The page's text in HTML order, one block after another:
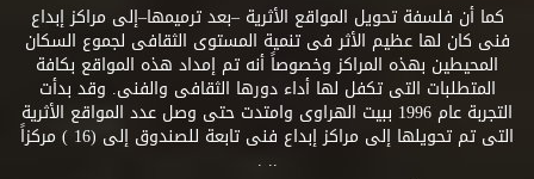
كما أن فلسفة تحويل المواقع الأثرية –بعد ترميمها–إلى مراكز إبداع
فنى كان لها عظيم الأثر فى تنمية المستوى الثقافى لجموع السكان
المحيطين بهذه المراكز وخصوصاً أنه تم إمداد هذه المواقع بكافة
المتطلبات التى تكفل لها أداء دورها الثقافى والفنى. وقد بدأت
التجربة عام 1996 ببيت الهراوى وامتدت حتى وصل عدد المواقع الأثرية
التى تم تحويلها إلى مراكز إبداع فنى تابعة للصندوق إلى (16 ) مركزاً
.. .